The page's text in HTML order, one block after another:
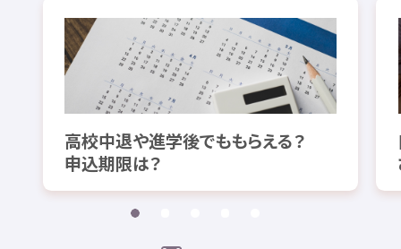
高校中退や進学後でももらえる？
申込期限は？